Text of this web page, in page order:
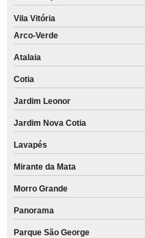
Vila Vitória
Arco-Verde
Atalaia
Cotia
Jardim Leonor
Jardim Nova Cotia
Lavapés
Mirante da Mata
Morro Grande
Panorama
Parque São George